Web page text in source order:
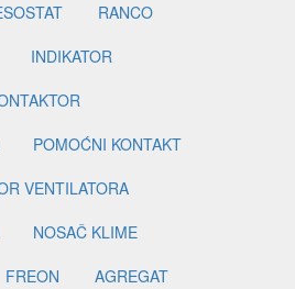
RANCO
INDIKATOR
POMOĆNI KONTAKT
VENTILATORA
NOSAČ KLIME
FREON
AGREGAT